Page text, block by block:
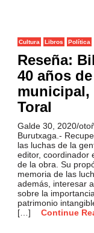
Cultura Libros Política
Reseña:
40 años
municipal,
Toral
Galde 30, 2020/
Burutxaga.-
las luchas de la
editor, coordinador
de la obra. Su
memoria de las
además, interesar
sobre la
patrimonio
[…]
Continue